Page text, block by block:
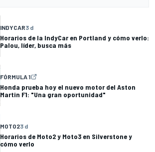
INDYCAR3 d
Horarios de la IndyCar en Portland y cómo verlo:
Palou, líder, busca más
FÓRMULA 1
Honda prueba hoy el nuevo motor del Aston
Martin F1: "Una gran oportunidad"
MOTO23 d
Horarios de Moto2 y Moto3 en Silverstone y
cómo verlo